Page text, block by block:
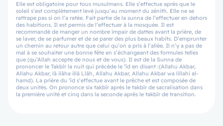
Elle est obligatoire pour tous musulmans. Elle s’effectue après que le
soleil s’est complètement levé jusqu’au moment du zénith. Elle ne se
rattrape pas si on l’a ratée. Fait partie de la sunna de l’effectuer en dehors
des habitions. Il est permis de l’effectuer à la mosquée. Il est
recommandé de manger un nombre impair de dattes avant la prière, de
se laver, de se parfumer et de se parer des plus beaux habits. D’emprunter
un chemin au retour autre que celui qu’on a pris à l’allée. Il n’y a pas de
mal à se souhaiter une bonne fête en s’échangeant des formules telles
que (qu’Allah accepte de nous et de vous). Il est de la Sunna de
prononcer le Takbîr la nuit qui précède le ‘îd en disant :(Allahu Akbar,
Allahu Akbar, lâ ilâha illâ Llâh, Allahu Akbar, Allahu Akbar wa lillahi al-
hamd). La prière du ‘îd s’effectue avant le prêche et est composée de
deux unités. On prononce six takbîr après le takbîr de sacralisation dans
la première unité et cinq dans la seconde après le takbîr de transition.